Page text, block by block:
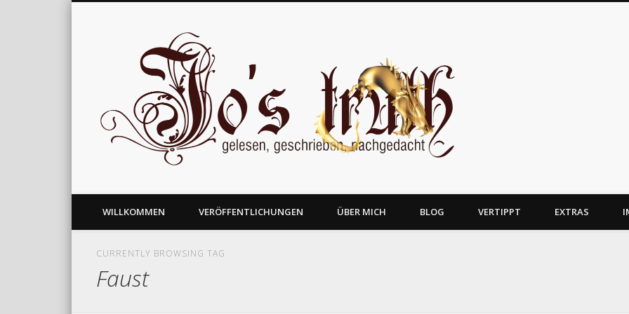
gelesen, geschrieben und nachgedacht
WILLKOMMEN VERÖFFENTLICHUNGEN ÜBER MICH BLOG VERTIPPT EXTRAS
CURRENTLY BROWSING TAG
Faust